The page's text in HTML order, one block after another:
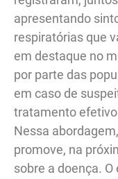
apresentando
respiratórias que
em destaque no
por parte das
em caso de
tratamento
Nessa
promove, na
sobre a doença.